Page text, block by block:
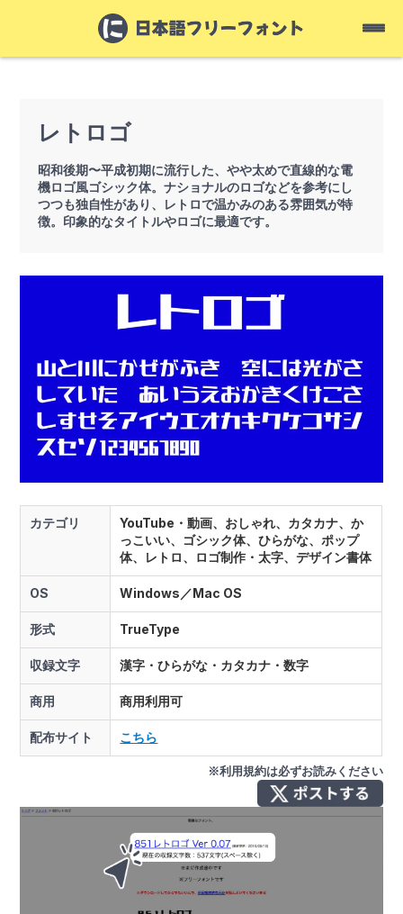
レトロゴ
昭和後期〜平成初期に流行した、やや太めで直線的な電
機ロゴ風ゴシック体。ナショナルのロゴなどを参考にし
つつも独自性があり、レトロで温かみのある雰囲気が特
徴。印象的なタイトルやロゴに最適です。
カテゴリ
YouTube・動画、おしゃれ、カタカナ、か
っこいい、ゴシック体、ひらがな、ポップ
体、レトロ、ロゴ制作・太字、デザイン書体
OS Windows／Mac OS
形式 TrueType
収録文字 漢字・ひらがな・カタカナ・数字
商用 商用利用可
配布サイト こちら
※利用規約は必ずお読みください